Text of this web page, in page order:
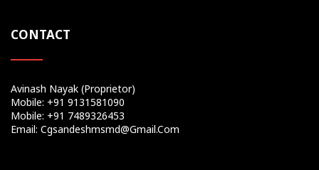
CONTACT
Avinash Nayak (Proprietor)
Mobile: +91 9131581090
Mobile: +91 7489326453
Email: Cgsandeshmsmd@gmail.com